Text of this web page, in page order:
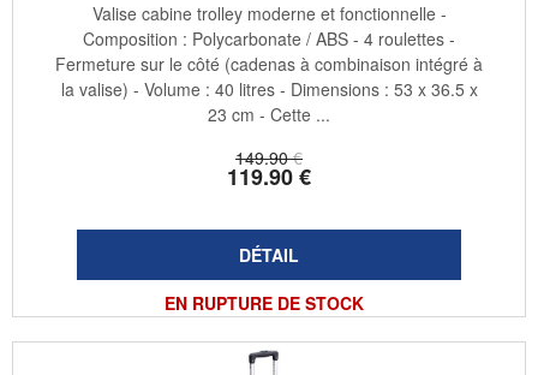
149.90 €
119.90€
EN RUPTURE DE STOCK
Valise cabine trolley moderne et fonctionnelle -
Composition : Polycarbonate / ABS - 4 roulettes -
Fermeture sur le côté (cadenas à combinaison intégré à
la valise) - Volume : 40 litres - Dimensions : 53 x 36.5 x
23 cm - Cette ...